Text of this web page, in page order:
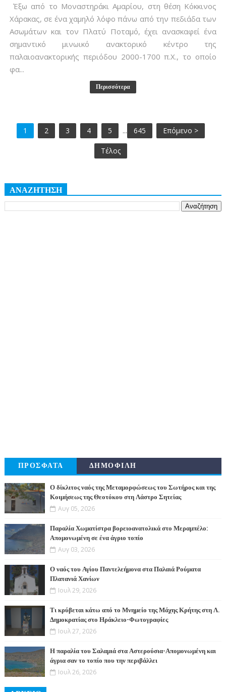
Έξω από το Μοναστηράκι Αμαρίου, στη θέση Κόκκινος
Χάρακας, σε ένα χαμηλό λόφο πάνω από την πεδιάδα των
Ασωμάτων και τον Πλατύ Ποταμό, έχει ανασκαφεί ένα
σημαντικό μινωικό ανακτορικό κέντρο της
παλαιοανακτορικής περιόδου 2000-1700 π.Χ., το οποίο
φα...
Περισσότερα
1 2 3 4 5 ... 645 Επόμενο >
Τέλος
ΑΝΑΖΗΤΗΣΗ
ΠΡΟΣΦΑΤΑ ΔΗΜΟΦΙΛΗ
Ο δίκλιτος ναός της Μεταμορφώσεως του Σωτήρος και της
Κοιμήσεως της Θεοτόκου στη Λάστρο Σητείας
Αυγ 05, 2026
Παραλία Χωματίστρα βορειοανατολικά στο Μεραμπέλο:
Απομονωμένη σε ένα άγριο τοπίο
Αυγ 03, 2026
Ο ναός του Αγίου Παντελεήμονα στα Παλαιά Ρούματα
Πλατανιά Χανίων
Ιουλ 29, 2026
Τι κρύβεται κάτω από το Μνημείο της Μάχης Κρήτης στη Λ.
Δημοκρατίας στο Ηράκλειο-Φωτογραφίες
Ιουλ 27, 2026
Η παραλία του Σαλαμιά στα Αστερούσια-Απομονωμένη και
άγρια σαν το τοπίο που την περιβάλλει
Ιουλ 26, 2026